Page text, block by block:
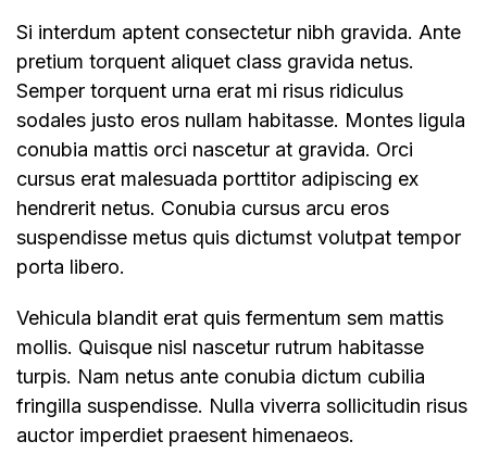
Si interdum aptent consectetur nibh gravida. Ante
pretium torquent aliquet class gravida netus.
Semper torquent urna erat mi risus ridiculus
sodales justo eros nullam habitasse. Montes ligula
conubia mattis orci nascetur at gravida. Orci
cursus erat malesuada porttitor adipiscing ex
hendrerit netus. Conubia cursus arcu eros
suspendisse metus quis dictumst volutpat tempor
porta libero.
Vehicula blandit erat quis fermentum sem mattis
mollis. Quisque nisl nascetur rutrum habitasse
turpis. Nam netus ante conubia dictum cubilia
fringilla suspendisse. Nulla viverra sollicitudin risus
auctor imperdiet praesent himenaeos.